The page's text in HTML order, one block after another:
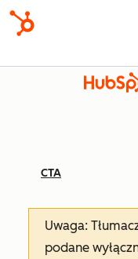
CTA
Uwaga:
podane